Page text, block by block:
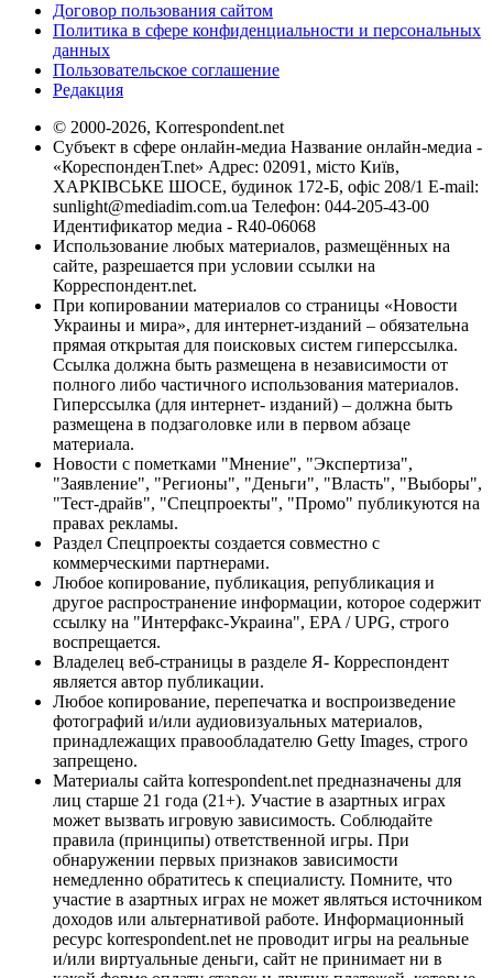
Договор пользования сайтом
Политика в сфере конфиденциальности и персональных
данных
Пользовательское соглашение
Редакция
© 2000-2026, Korrespondent.net
Субъект в сфере онлайн-медиа Название онлайн-медиа -
«КореспонденТ.net» Адрес: 02091, місто Київ,
ХАРКІВСЬКЕ ШОСЕ, будинок 172-Б, офіс 208/1 E-mail:
sunlight@mediadim.com.ua Телефон: 044-205-43-00
Идентификатор медиа - R40-06068
Использование любых материалов, размещённых на
сайте, разрешается при условии ссылки на
Корреспондент.net.
При копировании материалов со страницы «Новости
Украины и мира», для интернет-изданий – обязательна
прямая открытая для поисковых систем гиперссылка.
Ссылка должна быть размещена в независимости от
полного либо частичного использования материалов.
Гиперссылка (для интернет- изданий) – должна быть
размещена в подзаголовке или в первом абзаце
материала.
Новости с пометками "Мнение", "Экспертиза",
"Заявление", "Регионы", "Деньги", "Власть", "Выборы",
"Тест-драйв", "Спецпроекты", "Промо" публикуются на
правах рекламы.
Раздел Спецпроекты создается совместно с
коммерческими партнерами.
Любое копирование, публикация, републикация и
другое распространение информации, которое содержит
ссылку на "Интерфакс-Украина", EPA / UPG, строго
воспрещается.
Владелец веб-страницы в разделе Я- Корреспондент
является автор публикации.
Любое копирование, перепечатка и воспроизведение
фотографий и/или аудиовизуальных материалов,
принадлежащих правообладателю Getty Images, строго
запрещено.
Материалы сайта korrespondent.net предназначены для
лиц старше 21 года (21+). Участие в азартных играх
может вызвать игровую зависимость. Соблюдайте
правила (принципы) ответственной игры. При
обнаружении первых признаков зависимости
немедленно обратитесь к специалисту. Помните, что
участие в азартных играх не может являться источником
доходов или альтернативой работе. Информационный
ресурс korrespondent.net не проводит игры на реальные
и/или виртуальные деньги, сайт не принимает ни в